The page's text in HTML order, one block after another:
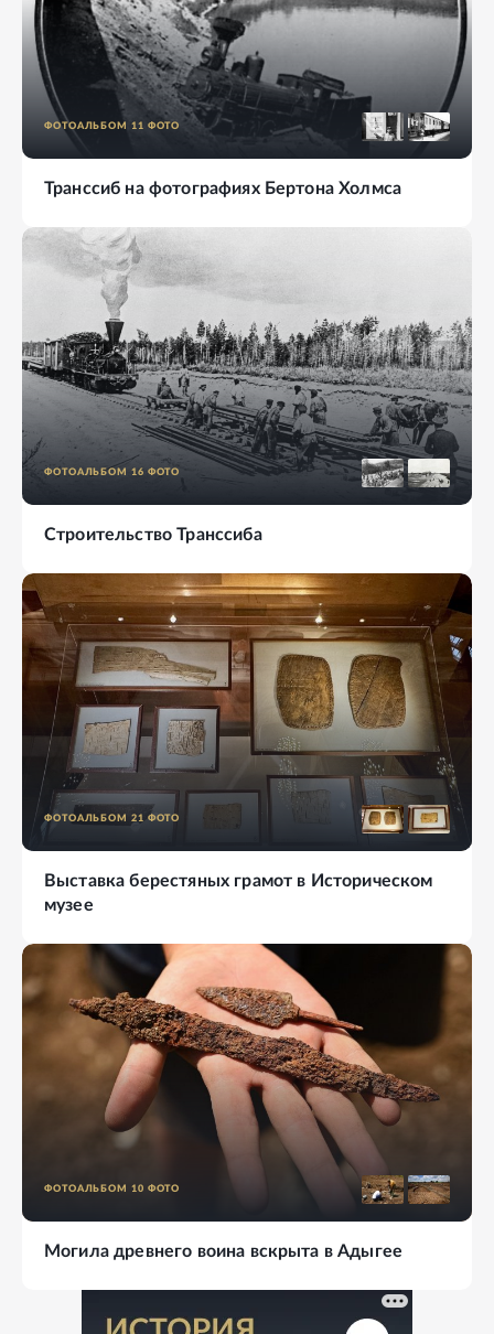
ФОТОАЛЬБОМ 11 ФОТО
Транссиб на фотографиях Бертона Холмса
ФОТОАЛЬБОМ 16 ФОТО
Строительство Транссиба
ФОТОАЛЬБОМ 21 ФОТО
Выставка берестяных грамот в Историческом
музее
ФОТОАЛЬБОМ 10 ФОТО
Могила древнего воина вскрыта в Адыгее